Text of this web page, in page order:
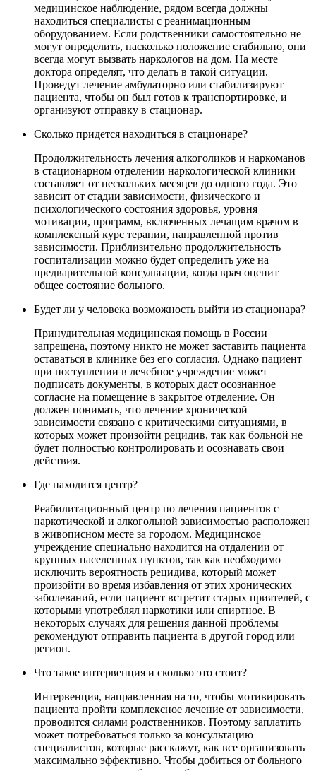
медицинское наблюдение, рядом всегда должны
находиться специалисты с реанимационным
оборудованием. Если родственники самостоятельно не
могут определить, насколько положение стабильно, они
всегда могут вызвать наркологов на дом. На месте
доктора определят, что делать в такой ситуации.
Проведут лечение амбулаторно или стабилизируют
пациента, чтобы он был готов к транспортировке, и
организуют отправку в стационар.
Сколько придется находиться в стационаре?
Продолжительность лечения алкоголиков и наркоманов
в стационарном отделении наркологической клиники
составляет от нескольких месяцев до одного года. Это
зависит от стадии зависимости, физического и
психологического состояния здоровья, уровня
мотивации, программ, включенных лечащим врачом в
комплексный курс терапии, направленной против
зависимости. Приблизительно продолжительность
госпитализации можно будет определить уже на
предварительной консультации, когда врач оценит
общее состояние больного.
Будет ли у человека возможность выйти из стационара?
Принудительная медицинская помощь в России
запрещена, поэтому никто не может заставить пациента
оставаться в клинике без его согласия. Однако пациент
при поступлении в лечебное учреждение может
подписать документы, в которых даст осознанное
согласие на помещение в закрытое отделение. Он
должен понимать, что лечение хронической
зависимости связано с критическими ситуациями, в
которых может произойти рецидив, так как больной не
будет полностью контролировать и осознавать свои
действия.
Где находится центр?
Реабилитационный центр по лечения пациентов с
наркотической и алкогольной зависимостью расположен
в живописном месте за городом. Медицинское
учреждение специально находится на отдалении от
крупных населенных пунктов, так как необходимо
исключить вероятность рецидива, который может
произойти во время избавления от этих хронических
заболеваний, если пациент встретит старых приятелей, с
которыми употреблял наркотики или спиртное. В
некоторых случаях для решения данной проблемы
рекомендуют отправить пациента в другой город или
регион.
Что такое интервенция и сколько это стоит?
Интервенция, направленная на то, чтобы мотивировать
пациента пройти комплексное лечение от зависимости,
проводится силами родственников. Поэтому заплатить
может потребоваться только за консультацию
специалистов, которые расскажут, как все организовать
максимально эффективно. Чтобы добиться от больного